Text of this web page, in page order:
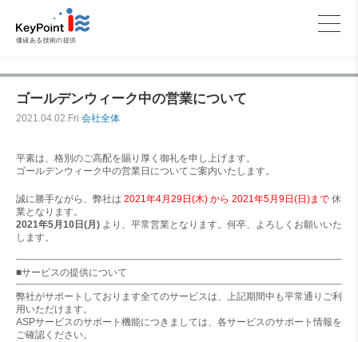
価値ある技術の提供
ゴールデンウィーク中の営業について
2021.04.02.Fri 会社全体
平素は、格別のご高配を賜り厚く御礼を申し上げます。
ゴールデンウィーク中の営業日についてご案内いたします。
誠に勝手ながら、弊社は 2021年4月29日(木) から 2021年5月9日(日)まで 休
業となります。
2021年5月10日(月) より、平常営業となります。何卒、よろしくお願いいた
します。
■サービスの提供について
弊社がサポートしております全てのサービスは、上記期間中も平常通りご利
用いただけます。
ASPサービスのサポート機能につきましては、各サービスのサポート情報を
ご確認ください。